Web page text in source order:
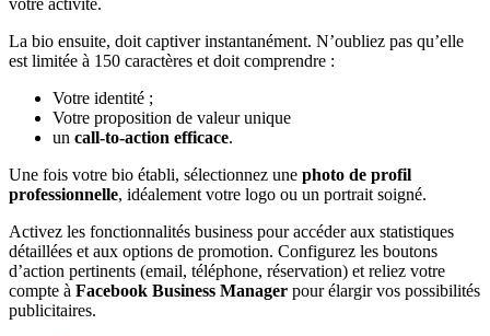
La bio ensuite, doit captiver instantanément. N’oubliez pas qu’elle
est limitée à 150 caractères et doit comprendre :
Votre identité ;
Votre proposition de valeur unique
un call-to-action efficace.
Une fois votre bio établi, sélectionnez une photo de profil
professionnelle, idéalement votre logo ou un portrait soigné.
Activez les fonctionnalités business pour accéder aux statistiques
détaillées et aux options de promotion. Configurez les boutons
d’action pertinents (email, téléphone, réservation) et reliez votre
compte à Facebook Business Manager pour élargir vos possibilités
publicitaires.